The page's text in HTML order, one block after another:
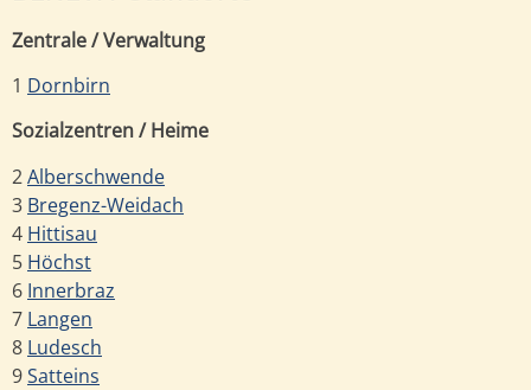
Zentrale / Verwaltung
1 Dornbirn
Sozialzentren / Heime
2Alberschwende
3 Bregenz-Weidach
4 Hittisau
5 Höchst
6 Innerbraz
7 Langen
8 Ludesch
9Satteins